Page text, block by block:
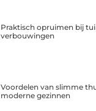
Praktisch opruimen bij
verbouwingen
Voordelen van slimme
moderne gezinnen